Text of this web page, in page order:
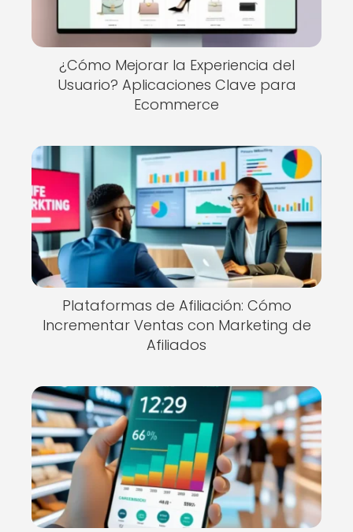
¿Cómo Mejorar la Experiencia del
Usuario? Aplicaciones Clave para
Ecommerce
Plataformas de Afiliación: Cómo
Incrementar Ventas con Marketing de
Afiliados